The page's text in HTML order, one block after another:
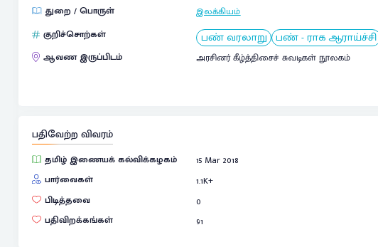
துறை / பொருள்
இலக்கியம்
குறிச்சொற்கள்
பண் வரலாறு பண் - ராக ஆராய்ச்சி
ஆவண இருப்பிடம் அரசினர் கீழ்த்திசைச் சுவடிகள் நூலகம்
பதிவேற்ற விவரம்
தமிழ் இணையக் கல்விக்கழகம்
15 Mar 2018
பார்வைகள்
1.1K+
பிடித்தவை
0
பதிவிறக்கங்கள்
91